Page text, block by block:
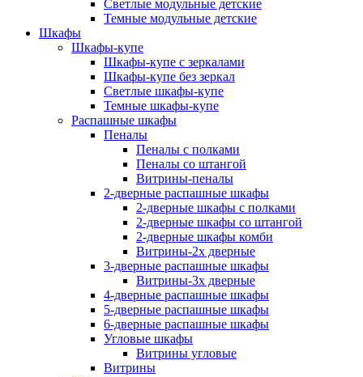
Светлые модульные детские
Темные модульные детские
Шкафы
Шкафы-купе
Шкафы-купе с зеркалами
Шкафы-купе без зеркал
Светлые шкафы-купе
Темные шкафы-купе
Распашные шкафы
Пеналы
Пеналы с полками
Пеналы со штангой
Витрины-пеналы
2-дверные распашные шкафы
2-дверные шкафы с полками
2-дверные шкафы со штангой
2-дверные шкафы комби
Витрины-2х дверные
3-дверные распашные шкафы
Витрины-3х дверные
4-дверные распашные шкафы
5-дверные распашные шкафы
6-дверные распашные шкафы
Угловые шкафы
Витрины угловые
Витрины